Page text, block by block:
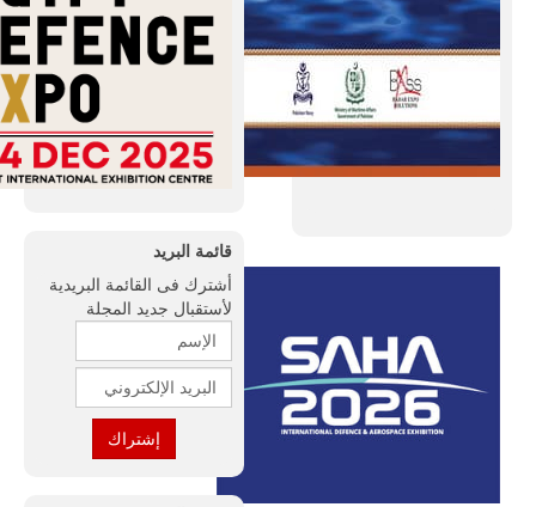
قائمة البريد
أشترك فى القائمة البريدية
لأستقبال جديد المجلة